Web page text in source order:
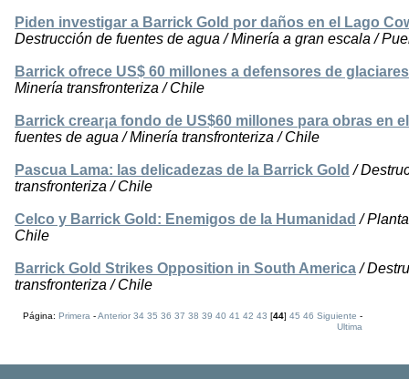
Piden investigar a Barrick Gold por daños en el Lago
Destrucción de fuentes de agua / Minería a gran escala /
Barrick ofrece US$ 60 millones a defensores de glaciares
Minería transfronteriza / Chile
Barrick crear¡a fondo de US$60 millones para obras en
fuentes de agua / Minería transfronteriza / Chile
Pascua Lama: las delicadezas de la Barrick Gold /
transfronteriza / Chile
Celco y Barrick Gold: Enemigos de la Humanidad /
Chile
Barrick Gold Strikes Opposition in South America/
transfronteriza / Chile
Página:Primera -Anterior 34 35 36 37 38 39 40 41 42 43 [44]45 46 Siguiente -
Ultima